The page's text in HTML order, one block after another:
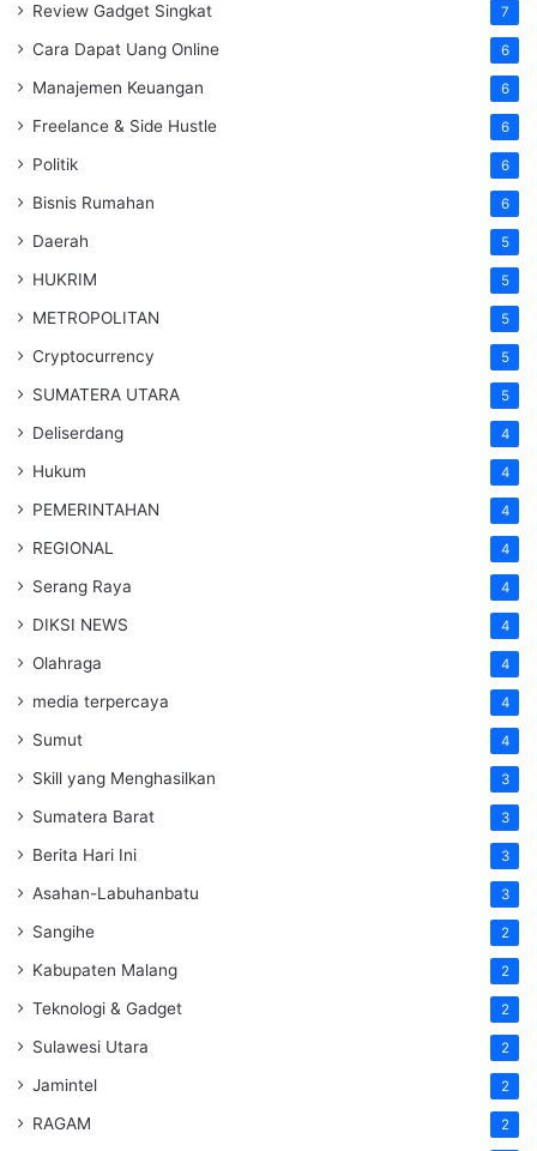
Review Gadget Singkat 7
Cara Dapat Uang Online 6
Manajemen Keuangan 6
Freelance & Side Hustle 6
Politik 6
Bisnis Rumahan 6
Daerah 5
HUKRIM 5
METROPOLITAN 5
Cryptocurrency 5
SUMATERA UTARA 5
Deliserdang 4
Hukum 4
PEMERINTAHAN 4
REGIONAL 4
Serang Raya 4
DIKSI NEWS 4
Olahraga 4
media terpercaya 4
Sumut 4
Skill yang Menghasilkan 3
Sumatera Barat 3
Berita Hari Ini 3
Asahan-Labuhanbatu 3
Sangihe 2
Kabupaten Malang 2
Teknologi & Gadget 2
Sulawesi Utara 2
Jamintel 2
RAGAM 2